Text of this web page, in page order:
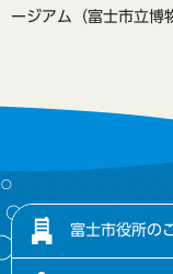
ージアム（富士市立博
富士市役所の